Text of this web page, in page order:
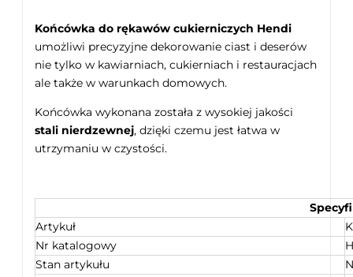
Końcówka do rękawów cukierniczych Hendi
umożliwi precyzyjne dekorowanie ciast i deserów
nie tylko w kawiarniach, cukierniach i restauracjach
ale także w warunkach domowych.
Końcówka wykonana została z wysokiej jakości
stali nierdzewnej, dzięki czemu jest łatwa w
utrzymaniu w czystości.
Artykuł
Nr katalogowy
Stan artykułu